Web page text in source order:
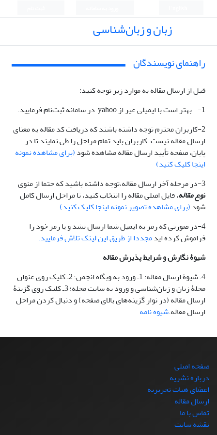
زبان و زبان‌شناسی
راهنمای نویسندگان
قبل از ارسال مقاله به موارد زیر توجه کنید:
1- بهتر است با ایمیلی غیر از yahoo در سامانه ثبت‌نام فرمایید.
2-کاربران محترم توجه داشته باشند که دریافت کد مقاله به معنای
ارسال مقاله نیست. کاربران باید تمام مراحل را طی نمایند تا در
پایان، صفحه تأیید ارسال مقاله مشاهده شود(برای مشاهده نمونه
اینجا کلیک کنید)
3-در مرحله آخر ارسال مقاله،توجه داشته باشید که حتما از منوی
نوع مقاله، فایل اصلی مقاله را انتخاب کنید، تا مراحل ارسال کامل
شود(برای مشاهده تصویر نمونه اینجا کلیک کنید)
4-در صورتی که رمز به ایمیل شما ارسال نشد و یا رمز خود را
فراموش کرده ایدمجددا از طریق این لینک تلاش فرمایید.
شیوۀ نگارش و شرایط پذیرش مقاله
4. شیوۀ ارسال مقاله: 1ـ ورود به وبگاه انجمن؛ 2ـ کلیک روی عنوان
مجلۀ زبان و زبان‌شناسی و ورود به سایت مجله؛ 3ـ کلیک روی گزینۀ
ارسال مقاله (در نوار گزینه‌های بالای صفحه) و دنبال کردن مراحل
ارسال مقاله.شیوه نامه
صفحه اصلی
درباره نشریه
اعضای هیات تحریریه
ارسال مقاله
تماس با ما
نقشه سایت